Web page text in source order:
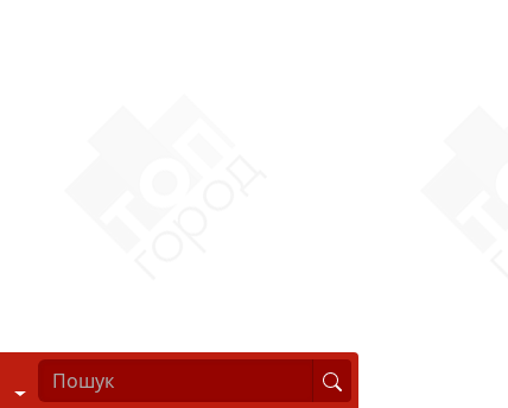
Стиль життя